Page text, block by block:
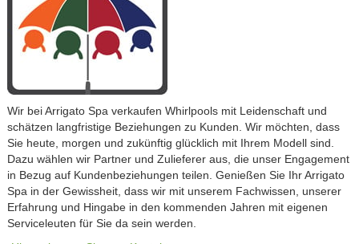
Wir bei Arrigato Spa verkaufen Whirlpools mit Leidenschaft und
schätzen langfristige Beziehungen zu Kunden. Wir möchten, dass
Sie heute, morgen und zukünftig glücklich mit Ihrem Modell sind.
Dazu wählen wir Partner und Zulieferer aus, die unser Engagement
in Bezug auf Kundenbeziehungen teilen. Genießen Sie Ihr Arrigato
Spa in der Gewissheit, dass wir mit unserem Fachwissen, unserer
Erfahrung und Hingabe in den kommenden Jahren mit eigenen
Serviceleuten für Sie da sein werden.